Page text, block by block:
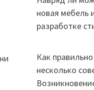
новая мебель
разработке
Как
несколько